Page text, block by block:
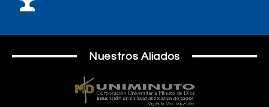
Nuestros Aliados